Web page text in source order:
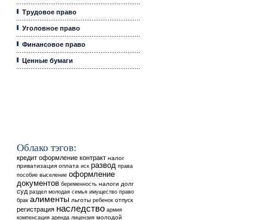
Трудовое право
Уголовное право
Финансовое право
Ценные бумаги
Облако тэгов:
кредит оформление контракт налог
приватизация оплата иск развод права
пособие выселение оформление
документов беременность налоги долг
суд раздел молодая семья имущество право
брак алименты льготы ребенок отпуск
регистрация наследство армия
компенсация аренда лицензия молодой